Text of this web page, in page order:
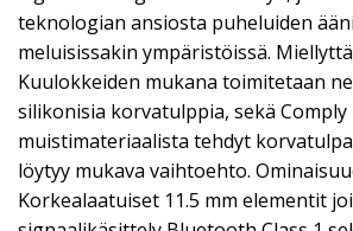
teknologian ansiosta puheluiden
meluisissakin ympäristöissä.
Kuulokkeiden mukana toimitetaan
silikonisia korvatulppia, sekä Comply
muistimateriaalista tehdyt
löytyy mukava vaihtoehto.
Korkealaatuiset 11.5 mm elementit